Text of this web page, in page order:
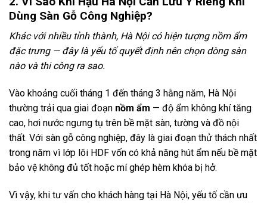
Dùng Sàn Gỗ Công Nghiệp?
Khác với nhiều tỉnh thành, Hà Nội có hiện tượng nồm ẩm
đặc trưng — đây là yếu tố quyết định nên chọn dòng sàn
nào và thi công ra sao.
Vào khoảng cuối tháng 1 đến tháng 3 hằng năm, Hà Nội
thường trải qua giai đoạn nồm ẩm — độ ẩm không khí tăng
cao, hơi nước ngưng tụ trên bề mặt sàn, tường và đồ nội
thất. Với sàn gỗ công nghiệp, đây là giai đoạn thử thách nhất
trong năm vì lớp lõi HDF vốn có khả năng hút ẩm nếu bề mặt
bảo vệ không đủ tốt hoặc mí ghép hèm khóa bị hở.
Vì vậy, khi tư vấn cho khách hàng tại Hà Nội, yếu tố cần ưu